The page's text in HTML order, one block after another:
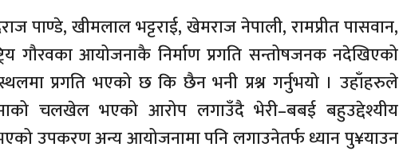
पाण्डे, खीमलाल भट्टराई, खेमराज नेपाली, रामप्रीत पासवान,
गौरवका आयोजनाकै निर्माण प्रगति सन्तोषजनक नदेखिएको
प्रगति भएको छ कि छैन भनी प्रश्न गर्नुभयो । उहाँहरुले
चलखेल भएको आरोप लगाउँदै भेरी–बबई बहुउद्देश्यीय
उपकरण अन्य आयोजनामा पनि लगाउनेतर्फ ध्यान पु¥याउन